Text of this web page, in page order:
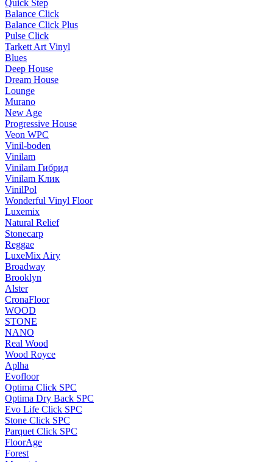
Quick Step
Balance Click
Balance Click Plus
Pulse Click
Tarkett Art Vinyl
Blues
Deep House
Dream House
Lounge
Murano
New Age
Progressive House
Veon WPC
Vinil-boden
Vinilam
Vinilam Гибрид
Vinilam Клик
VinilPol
Wonderful Vinyl Floor
Luxemix
Natural Relief
Stonecarp
Reggae
LuxeMix Airy
Broadway
Brooklyn
Alster
CronaFloor
WOOD
STONE
NANO
Real Wood
Wood Royce
Aplha
Evofloor
Optima Click SPC
Optima Dry Back SPC
Evo Life Click SPC
Stone Click SPC
Parquet Click SPC
FloorAge
Forest